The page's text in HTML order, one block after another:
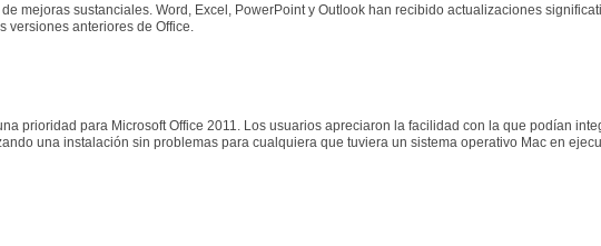
mejoras sustanciales. Word, Excel, PowerPoint y Outlook han recibido actualizaciones
anteriores de Office.
prioridad para Microsoft Office 2011. Los usuarios apreciaron la facilidad con la que podían
una instalación sin problemas para cualquiera que tuviera un sistema operativo Mac en